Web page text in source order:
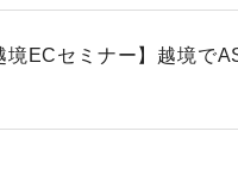
境ECセミナー】越境で